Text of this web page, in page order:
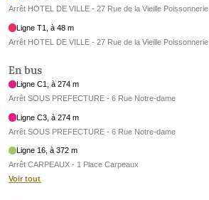
Arrêt HOTEL DE VILLE - 27 Rue de la Vieille Poissonnerie
Ligne T1, à 48 m
Arrêt HOTEL DE VILLE - 27 Rue de la Vieille Poissonnerie
En bus
Ligne C1, à 274 m
Arrêt SOUS PREFECTURE - 6 Rue Notre-dame
Ligne C3, à 274 m
Arrêt SOUS PREFECTURE - 6 Rue Notre-dame
Ligne 16, à 372 m
Arrêt CARPEAUX - 1 Place Carpeaux
Voir tout